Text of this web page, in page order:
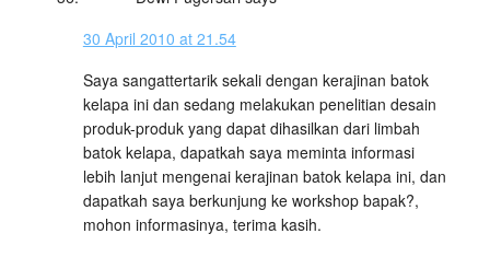
30 April 2010 at 21.54
Saya sangattertarik sekali dengan kerajinan batok
kelapa ini dan sedang melakukan penelitian desain
produk-produk yang dapat dihasilkan dari limbah
batok kelapa, dapatkah saya meminta informasi
lebih lanjut mengenai kerajinan batok kelapa ini, dan
dapatkah saya berkunjung ke workshop bapak?,
mohon informasinya, terima kasih.